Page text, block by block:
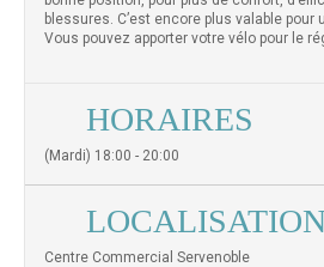
blessures. C’est encore plus valable pour
Vous pouvez apporter votre vélo pour le
HORAIRES
(Mardi) 18:00 - 20:00
Centre Commercial Servenoble